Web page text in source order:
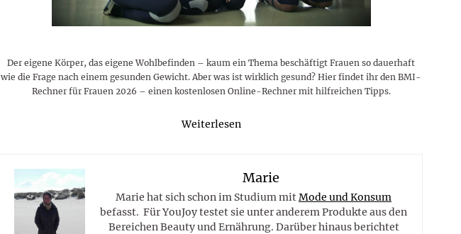
Der eigene Körper, das eigene Wohlbefinden – kaum ein Thema beschäftigt Frauen so dauerhaft
wie die Frage nach einem gesunden Gewicht. Aber was ist wirklich gesund? Hier findet ihr den BMI-
Rechner für Frauen 2026 – einen kostenlosen Online-Rechner mit hilfreichen Tipps.
Weiterlesen
Marie
Marie hat sich schon im Studium mitMode und Konsum
befasst. Für YouJoy testet sie unter anderem Produkte aus den
Bereichen Beauty und Ernährung. Darüber hinaus berichtet